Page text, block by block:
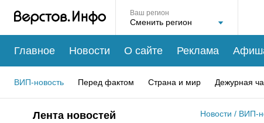
Ваш регион
Главное Новости О сайте Реклама
ВИП-новость Перед фактом Страна и мир Дежурная
Лента новостей Новости / ВИП-